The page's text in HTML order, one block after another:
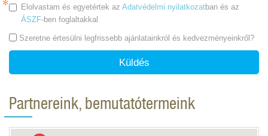
Elolvastam és egyetértek az Adatvédelmi nyilatkozatban és az
ÁSZF-ben foglaltakkal
Szeretne értesülni legfrissebb ajánlatainkról és kedvezményeinkről?
Küldés
Partnereink, bemutatótermeink